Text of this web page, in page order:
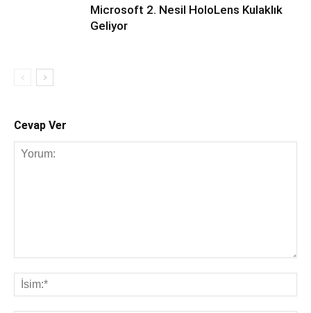
Microsoft 2. Nesil HoloLens Kulaklık
Geliyor
Cevap Ver